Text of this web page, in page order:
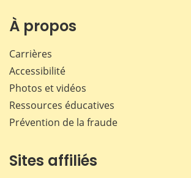
À propos
Carrières
Accessibilité
Photos et vidéos
Ressources éducatives
Prévention de la fraude
Sites affiliés